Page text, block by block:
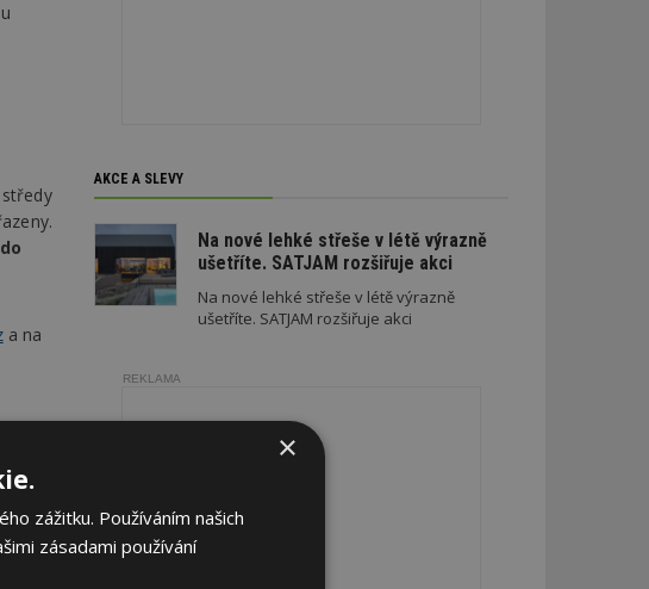
a na
AKCE A SLEVY
Na nové lehké střeše v létě výrazně
ušetříte. SATJAM rozšiřuje akci
Na nové lehké střeše v létě výrazně
ušetříte. SATJAM rozšiřuje akci
REKLAMA
×
zážitku. Používáním našich
zásadami používání